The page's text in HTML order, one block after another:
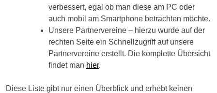
verbessert, egal ob man diese am PC oder
auch mobil am Smartphone betrachten möchte.
Unsere Partnervereine – hierzu wurde auf der
rechten Seite ein Schnellzugriff auf unsere
Partnervereine erstellt. Die komplette Übersicht
findet man hier.
Diese Liste gibt nur einen Überblick und erhebt keinen